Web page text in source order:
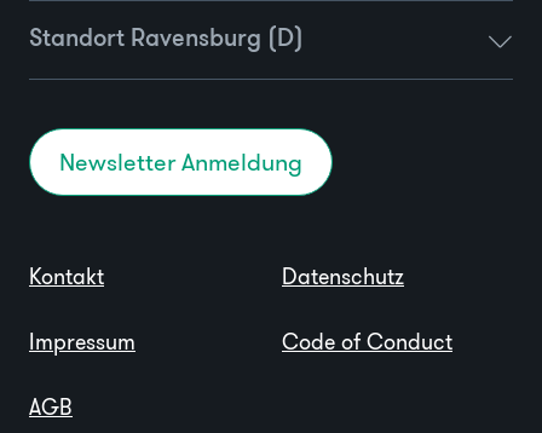
Standort Ravensburg (D)
Newsletter Anmeldung
Kontakt
Impressum
AGB
Datenschutz
Code of Conduct